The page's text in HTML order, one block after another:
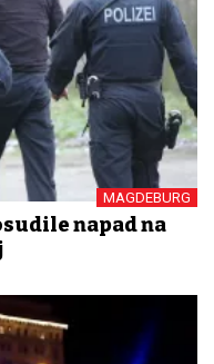
MAGDEBURG
napad na